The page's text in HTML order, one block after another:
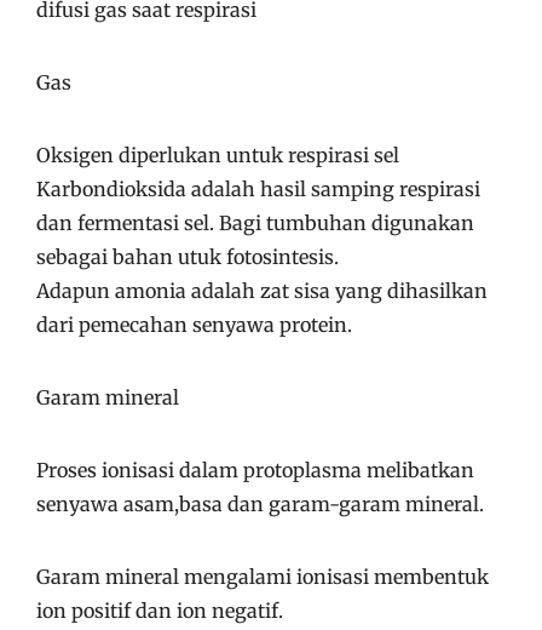
difusi gas saat respirasi
Gas
Oksigen diperlukan untuk respirasi sel
Karbondioksida adalah hasil samping respirasi
dan fermentasi sel. Bagi tumbuhan digunakan
sebagai bahan utuk fotosintesis.
Adapun amonia adalah zat sisa yang dihasilkan
dari pemecahan senyawa protein.
Garam mineral
Proses ionisasi dalam protoplasma melibatkan
senyawa asam,basa dan garam-garam mineral.
Garam mineral mengalami ionisasi membentuk
ion positif dan ion negatif.